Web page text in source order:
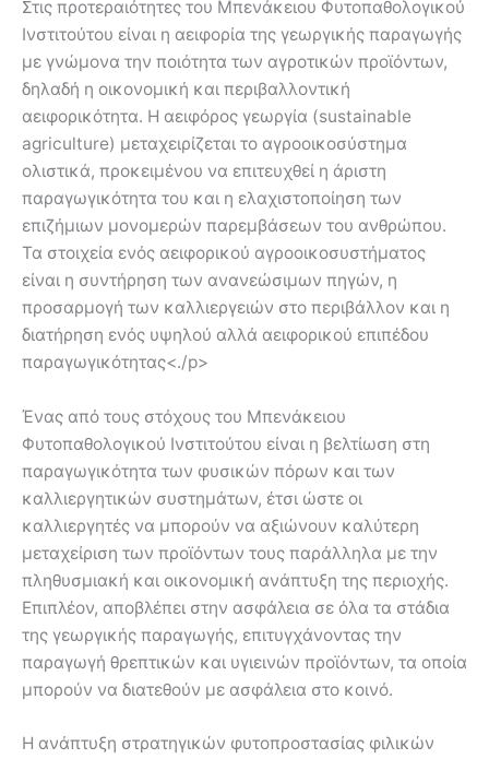
Στις προτεραιότητες του Μπενάκειου Φυτοπαθολογικού
Ινστιτούτου είναι η αειφορία της γεωργικής παραγωγής
με γνώμονα την ποιότητα των αγροτικών προϊόντων,
δηλαδή η οικονομική και περιβαλλοντική
αειφορικότητα. Η αειφόρος γεωργία (sustainable
agriculture) μεταχειρίζεται το αγροοικοσύστημα
ολιστικά, προκειμένου να επιτευχθεί η άριστη
παραγωγικότητα του και η ελαχιστοποίηση των
επιζήμιων μονομερών παρεμβάσεων του ανθρώπου.
Τα στοιχεία ενός αειφορικού αγροοικοσυστήματος
είναι η συντήρηση των ανανεώσιμων πηγών, η
προσαρμογή των καλλιεργειών στο περιβάλλον και η
διατήρηση ενός υψηλού αλλά αειφορικού επιπέδου
παραγωγικότητας<./p>
Ένας από τους στόχους του Μπενάκειου
Φυτοπαθολογικού Ινστιτούτου είναι η βελτίωση στη
παραγωγικότητα των φυσικών πόρων και των
καλλιεργητικών συστημάτων, έτσι ώστε οι
καλλιεργητές να μπορούν να αξιώνουν καλύτερη
μεταχείριση των προϊόντων τους παράλληλα με την
πληθυσμιακή και οικονομική ανάπτυξη της περιοχής.
Επιπλέον, αποβλέπει στην ασφάλεια σε όλα τα στάδια
της γεωργικής παραγωγής, επιτυγχάνοντας την
παραγωγή θρεπτικών και υγιεινών προϊόντων, τα οποία
μπορούν να διατεθούν με ασφάλεια στο κοινό.
Η ανάπτυξη στρατηγικών φυτοπροστασίας φιλικών